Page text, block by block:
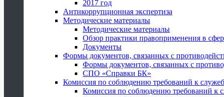
2017 год
Антикоррупционная экспертиза
Методические материалы
Методические материалы
Обзор практики правоприменения в
Документы
Формы документов, связанных с
Формы документов, связанных с
СПО «Справки БК»
Комиссия по соблюдению требований к
Комиссия по соблюдению требований к